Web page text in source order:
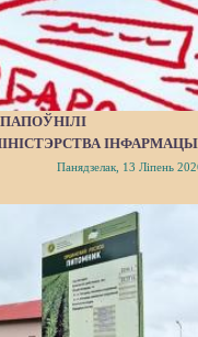
Панядзелак, 13 Ліпень